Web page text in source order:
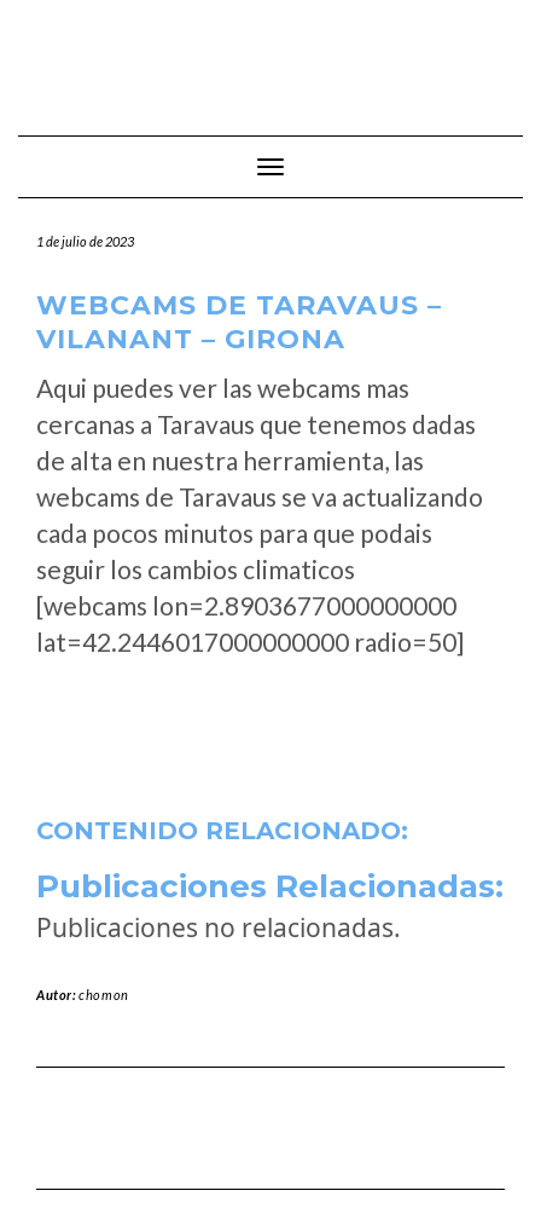
Cambiar modo de navegación
1 de julio de 2023
WEBCAMS DE TARAVAUS –
VILANANT – GIRONA
Aqui puedes ver las webcams mas
cercanas a Taravaus que tenemos dadas
de alta en nuestra herramienta, las
webcams de Taravaus se va actualizando
cada pocos minutos para que podais
seguir los cambios climaticos
[webcams lon=2.8903677000000000
lat=42.2446017000000000 radio=50]
CONTENIDO RELACIONADO:
Publicaciones Relacionadas:
Publicaciones no relacionadas.
Autor:chomon